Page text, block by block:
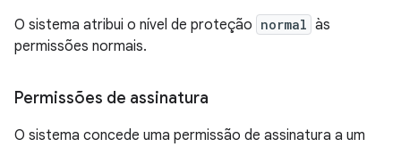
O sistema atribui o nível de proteção normal às
permissões normais.
Permissões de assinatura
O sistema concede uma permissão de assinatura a um